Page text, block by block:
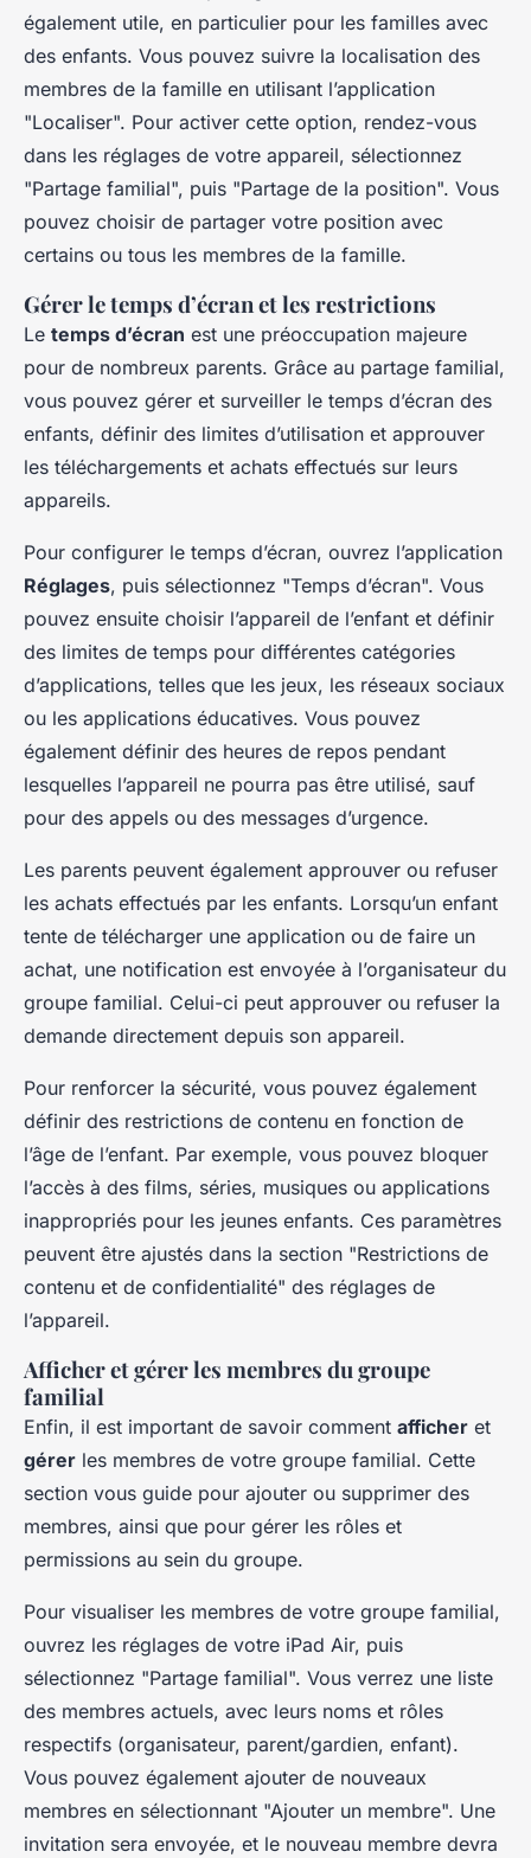
également utile, en particulier pour les familles avec
des enfants. Vous pouvez suivre la localisation des
membres de la famille en utilisant l’application
"Localiser". Pour activer cette option, rendez-vous
dans les réglages de votre appareil, sélectionnez
"Partage familial", puis "Partage de la position". Vous
pouvez choisir de partager votre position avec
certains ou tous les membres de la famille.
Gérer le temps d’écran et les restrictions
Le temps d’écran est une préoccupation majeure
pour de nombreux parents. Grâce au partage familial,
vous pouvez gérer et surveiller le temps d’écran des
enfants, définir des limites d’utilisation et approuver
les téléchargements et achats effectués sur leurs
appareils.
Pour configurer le temps d’écran, ouvrez l’application
Réglages, puis sélectionnez "Temps d’écran". Vous
pouvez ensuite choisir l’appareil de l’enfant et définir
des limites de temps pour différentes catégories
d’applications, telles que les jeux, les réseaux sociaux
ou les applications éducatives. Vous pouvez
également définir des heures de repos pendant
lesquelles l’appareil ne pourra pas être utilisé, sauf
pour des appels ou des messages d’urgence.
Les parents peuvent également approuver ou refuser
les achats effectués par les enfants. Lorsqu’un enfant
tente de télécharger une application ou de faire un
achat, une notification est envoyée à l’organisateur du
groupe familial. Celui-ci peut approuver ou refuser la
demande directement depuis son appareil.
Pour renforcer la sécurité, vous pouvez également
définir des restrictions de contenu en fonction de
l’âge de l’enfant. Par exemple, vous pouvez bloquer
l’accès à des films, séries, musiques ou applications
inappropriés pour les jeunes enfants. Ces paramètres
peuvent être ajustés dans la section "Restrictions de
contenu et de confidentialité" des réglages de
l’appareil.
Afficher et gérer les membres du groupe
familial
Enfin, il est important de savoir comment afficher et
gérer les membres de votre groupe familial. Cette
section vous guide pour ajouter ou supprimer des
membres, ainsi que pour gérer les rôles et
permissions au sein du groupe.
Pour visualiser les membres de votre groupe familial,
ouvrez les réglages de votre iPad Air, puis
sélectionnez "Partage familial". Vous verrez une liste
des membres actuels, avec leurs noms et rôles
respectifs (organisateur, parent/gardien, enfant).
Vous pouvez également ajouter de nouveaux
membres en sélectionnant "Ajouter un membre". Une
invitation sera envoyée, et le nouveau membre devra